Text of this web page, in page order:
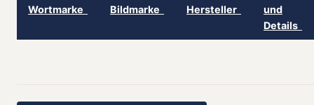
Wortmarke Bildmarke Hersteller
und
Details